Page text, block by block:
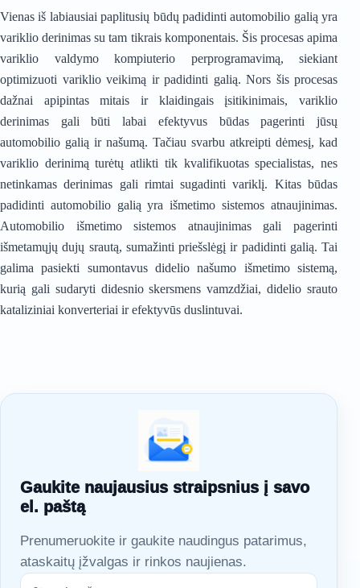
Vienas iš labiausiai paplitusių būdų padidinti automobilio galią yra
variklio derinimas su tam tikrais komponentais. Šis procesas apima
variklio valdymo kompiuterio perprogramavimą, siekiant
optimizuoti variklio veikimą ir padidinti galią. Nors šis procesas
dažnai apipintas mitais ir klaidingais įsitikinimais, variklio
derinimas gali būti labai efektyvus būdas pagerinti jūsų
automobilio galią ir našumą. Tačiau svarbu atkreipti dėmesį, kad
variklio derinimą turėtų atlikti tik kvalifikuotas specialistas, nes
netinkamas derinimas gali rimtai sugadinti variklį. Kitas būdas
padidinti automobilio galią yra išmetimo sistemos atnaujinimas.
Automobilio išmetimo sistemos atnaujinimas gali pagerinti
išmetamųjų dujų srautą, sumažinti priešslėgį ir padidinti galią. Tai
galima pasiekti sumontavus didelio našumo išmetimo sistemą,
kurią gali sudaryti didesnio skersmens vamzdžiai, didelio srauto
kataliziniai konverteriai ir efektyvūs duslintuvai.
Gaukite naujausius straipsnius į savo
el. paštą
Prenumeruokite ir gaukite naudingus patarimus,
ataskaitų įžvalgas ir rinkos naujienas.